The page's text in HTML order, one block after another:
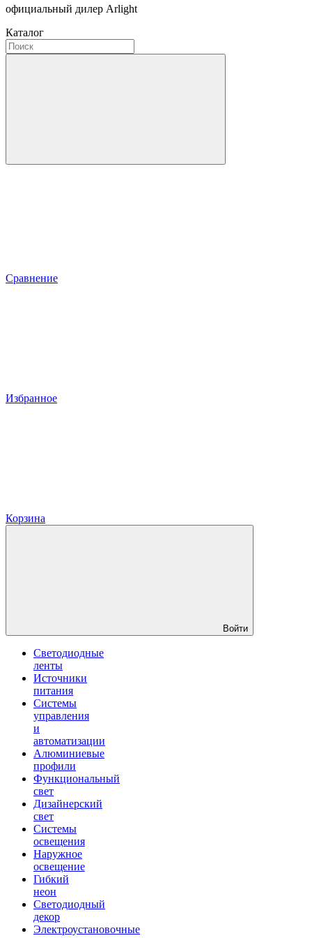
официальный дилер Arlight
Каталог
Сравнение
Избранное
Корзина
Войти
Светодиодные
ленты
Источники
питания
Системы
управления
и
автоматизации
Алюминиевые
профили
Функциональный
свет
Дизайнерский
свет
Системы
освещения
Наружное
освещение
Гибкий
неон
Светодиодный
декор
Электроустановочные